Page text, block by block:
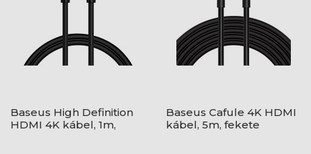
Baseus High Definition
HDMI 4K kábel, 1m,
Baseus Cafule 4K HDMI
kábel, 5m, fekete